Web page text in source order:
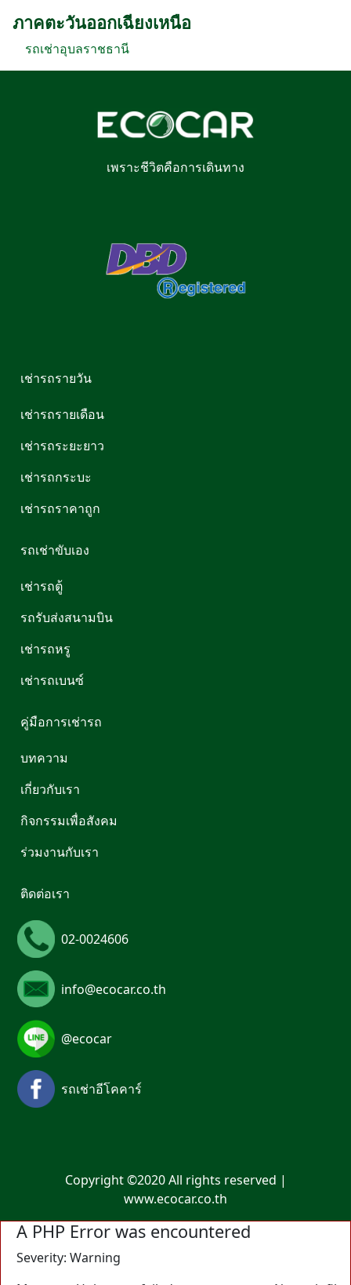
ภาคตะวันออกเฉียงเหนือ
รถเช่าอุบลราชธานี
เพราะชีวิตคือการเดินทาง
เช่ารถรายวัน
เช่ารถรายเดือน
เช่ารถระยะยาว
เช่ารถกระบะ
เช่ารถราคาถูก
รถเช่าขับเอง
เช่ารถตู้
รถรับส่งสนามบิน
เช่ารถหรู
เช่ารถเบนซ์
คู่มือการเช่ารถ
บทความ
เกี่ยวกับเรา
กิจกรรมเพื่อสังคม
ร่วมงานกับเรา
ติดต่อเรา
02-0024606
info@ecocar.co.th
@ecocar
รถเช่าอีโคคาร์
Copyright ©2020 All rights reserved |
www.ecocar.co.th
A PHP Error was encountered
Severity: Warning